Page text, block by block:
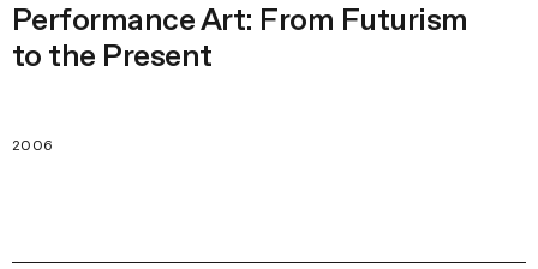
Performance Art: From Futurism
to the Present
2006